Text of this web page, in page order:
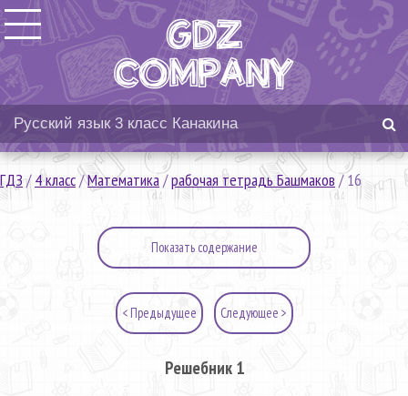
ГДЗ/4 класс/Математика/рабочая тетрадь Башмаков /16
Показать содержание
< Предыдущее Следующее >
Решебник 1